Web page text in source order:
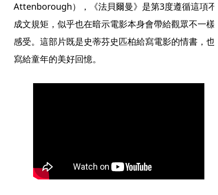
Attenborough），《法貝爾曼》是第3度遵循這項不
成文規矩，似乎也在暗示電影本身會帶給觀眾不一樣
感受。這部片既是史蒂芬史匹柏給寫電影的情書，也
寫給童年的美好回憶。